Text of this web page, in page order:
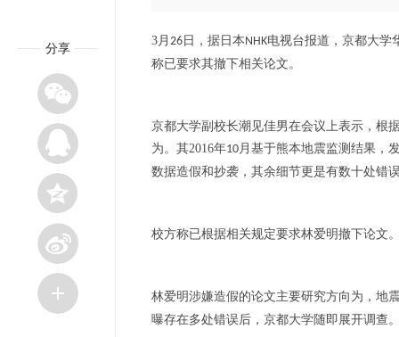
分享
3月26 日，据日本NHK电视台报道，京都大学
称已要求其撤下相关论文。
京都大学副校长潮见佳男在会议上表示，根
为。其2016年10月基于熊本地震监测结果，
数据造假和抄袭，其余细节更是有数十处错
校方称已根据相关规定要求林爱明撤下论文
林爱明涉嫌造假的论文主要研究方向为，地
曝存在多处错误后，京都大学随即展开调查